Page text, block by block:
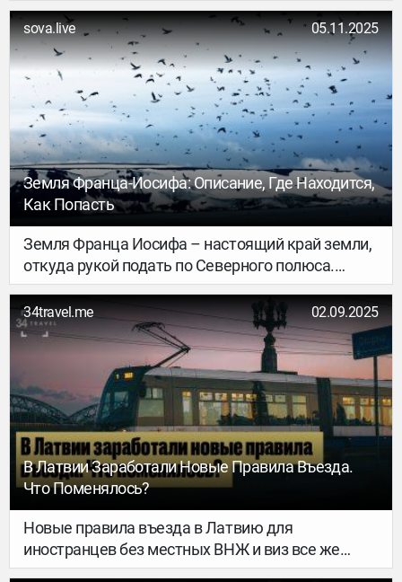
и действительно ли прохождение границы стало
дольше.
sova.live 05.11.2025
Земля Франца-Иосифа: Описание, Где Находится,
Как Попасть
Земля Франца Иосифа – настоящий край земли,
откуда рукой подать по Северного полюса.
Царство космических пейзажей, айсбергов,
моржей, нерп и белых медведей. Севернее
земли нет!
34travel.me 02.09.2025
В Латвии Заработали Новые Правила Въезда.
Что Поменялось?
Новые правила въезда в Латвию для
иностранцев без местных ВНЖ и виз все же
заработали – с 1 сентября. Но, кстати, выглядят